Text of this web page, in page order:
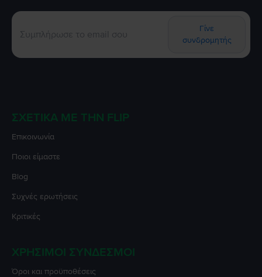
Γίνε
συνδρομητής
ΣΧΕΤΙΚΆ ΜΕ ΤΗΝ FLIP
Επικοινωνία
Ποιοι είμαστε
Blog
Συχνές ερωτήσεις
Κριτικές
ΧΡΉΣΙΜΟΙ ΣΎΝΔΕΣΜΟΙ
Όροι και προϋποθέσεις